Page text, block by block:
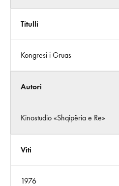
Titulli
Kongresi i Gruas
Autori
Kinostudio «Shqipëria e Re»
Viti
1976